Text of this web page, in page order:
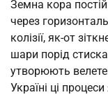
Земна кора
через
колізії, як-от
шари порід
утворюють
Україні ці